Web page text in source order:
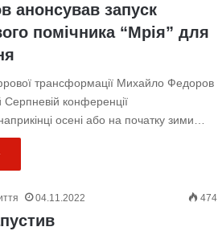
анонсував запуск
помічника “Мрія” для
трансформації Михайло Федоров
Серпневій конференції
осені або на початку зими…
04.11.2022 474